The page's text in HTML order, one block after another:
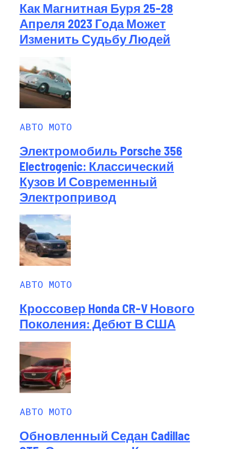
Как Магнитная Буря 25-28
Апреля 2023 Года Может
Изменить Судьбу Людей
АВТО МОТО
Электромобиль Porsche 356
Electrogenic: Классический
Кузов И Современный
Электропривод
АВТО МОТО
Кроссовер Honda CR-V Нового
Поколения: Дебют В США
АВТО МОТО
Обновленный Седан Cadillac